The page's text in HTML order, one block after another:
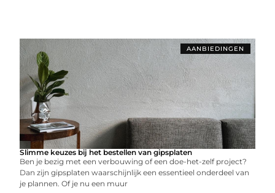
AANBIEDINGEN
Slimme keuzes bij het bestellen van gipsplaten
Ben je bezig met een verbouwing of een doe-het-zelf project?
Dan zijn gipsplaten waarschijnlijk een essentieel onderdeel van
je plannen. Of je nu een muur